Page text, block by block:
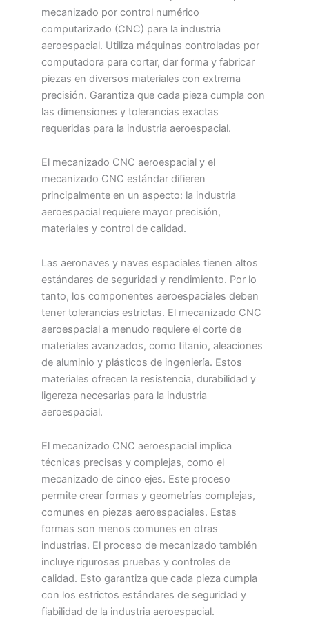
mecanizado por control numérico
computarizado (CNC) para la industria
aeroespacial. Utiliza máquinas controladas por
computadora para cortar, dar forma y fabricar
piezas en diversos materiales con extrema
precisión. Garantiza que cada pieza cumpla con
las dimensiones y tolerancias exactas
requeridas para la industria aeroespacial.
El mecanizado CNC aeroespacial y el
mecanizado CNC estándar difieren
principalmente en un aspecto: la industria
aeroespacial requiere mayor precisión,
materiales y control de calidad.
Las aeronaves y naves espaciales tienen altos
estándares de seguridad y rendimiento. Por lo
tanto, los componentes aeroespaciales deben
tener tolerancias estrictas. El mecanizado CNC
aeroespacial a menudo requiere el corte de
materiales avanzados, como titanio, aleaciones
de aluminio y plásticos de ingeniería. Estos
materiales ofrecen la resistencia, durabilidad y
ligereza necesarias para la industria
aeroespacial.
El mecanizado CNC aeroespacial implica
técnicas precisas y complejas, como el
mecanizado de cinco ejes. Este proceso
permite crear formas y geometrías complejas,
comunes en piezas aeroespaciales. Estas
formas son menos comunes en otras
industrias. El proceso de mecanizado también
incluye rigurosas pruebas y controles de
calidad. Esto garantiza que cada pieza cumpla
con los estrictos estándares de seguridad y
fiabilidad de la industria aeroespacial.